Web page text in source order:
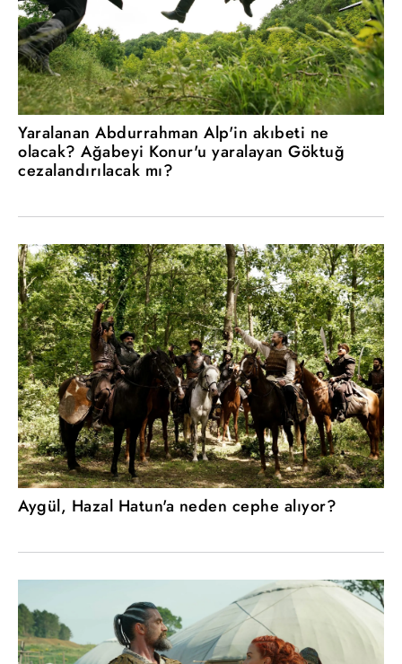
Yaralanan Abdurrahman Alp'in akıbeti ne
olacak? Ağabeyi Konur'u yaralayan Göktuğ
cezalandırılacak mı?
Aygül, Hazal Hatun'a neden cephe alıyor?